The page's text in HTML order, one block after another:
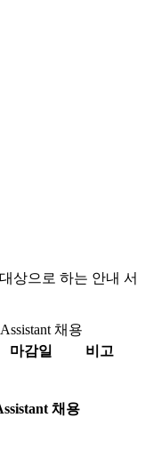
상으로 하는 안내 서
채용
마감일
비고
채용